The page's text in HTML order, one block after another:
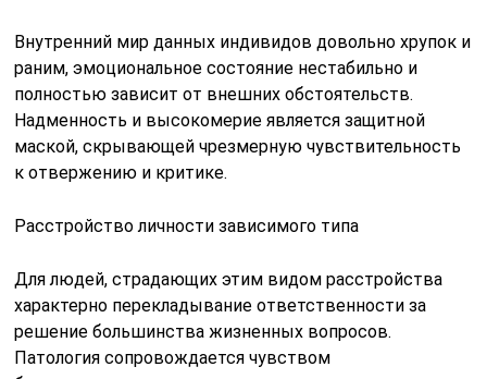
Внутренний мир данных индивидов довольно хрупок и
раним, эмоциональное состояние нестабильно и
полностью зависит от внешних обстоятельств.
Надменность и высокомерие является защитной
маской, скрывающей чрезмерную чувствительность
к отвержению и критике.
Расстройство личности зависимого типа
Для людей, страдающих этим видом расстройства
характерно перекладывание ответственности за
решение большинства жизненных вопросов.
Патология сопровождается чувством